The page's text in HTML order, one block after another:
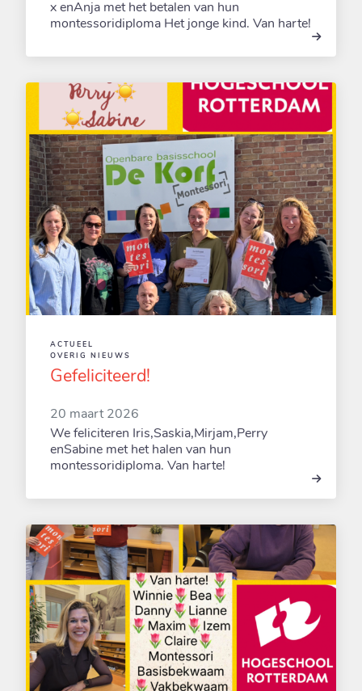
x enAnja met het betalen van hun
montessoridiploma Het jonge kind. Van harte!
Gefeliciteerd!
ACTUEEL
OVERIG NIEUWS
20 maart 2026
We feliciteren Iris,Saskia,Mirjam,Perry
enSabine met het halen van hun
montessoridiploma. Van harte!